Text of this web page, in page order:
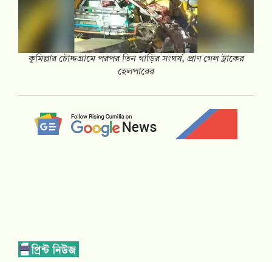
কুমিল্লার চৌদ্দগ্রামে পরপর তিন গাড়ির সংঘর্ষ, প্রাণ গেল ট্রাকের
হেলপারের